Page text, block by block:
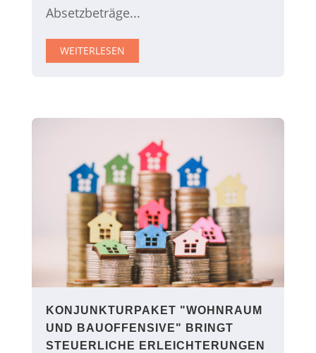
Absetzbeträge...
WEITERLESEN
KONJUNKTURPAKET "WOHNRAUM
UND BAUOFFENSIVE" BRINGT
STEUERLICHE ERLEICHTERUNGEN